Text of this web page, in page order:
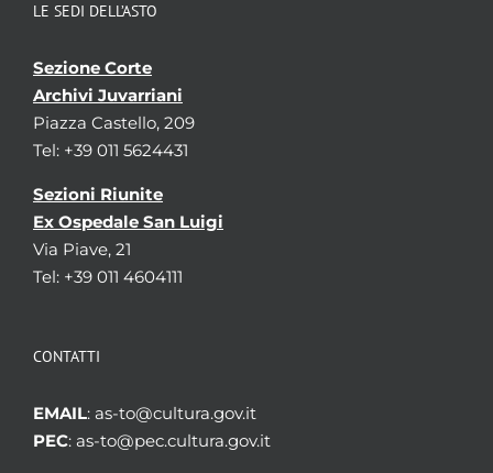
LE SEDI DELL’ASTO
Sezione Corte
Archivi Juvarriani
Piazza Castello, 209
Tel: +39 011 5624431
Sezioni Riunite
Ex Ospedale San Luigi
Via Piave, 21
Tel: +39 011 4604111
CONTATTI
EMAIL: as-to@cultura.gov.it
PEC: as-to@pec.cultura.gov.it